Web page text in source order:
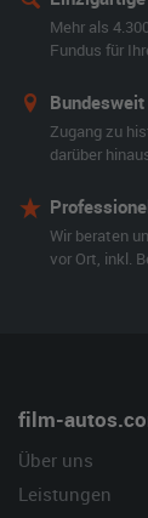
Mehr als
Fundus für
Zugang zu
darüber
Wir beraten
vor Ort, inkl.
film-
Über uns
Leistungen